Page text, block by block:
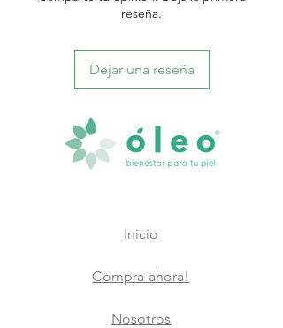
reseña.
Dejar una reseña
Inicio
Compra ahora!
Nosotros